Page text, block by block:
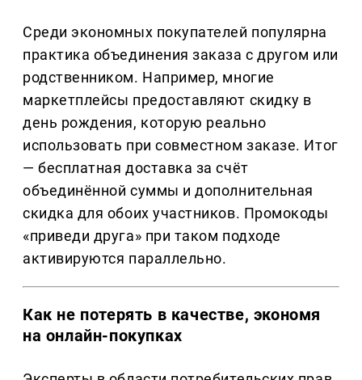
Среди экономных покупателей популярна
практика объединения заказа с другом или
родственником. Например, многие
маркетплейсы предоставляют скидку в
день рождения, которую реально
использовать при совместном заказе. Итог
— бесплатная доставка за счёт
объединённой суммы и дополнительная
скидка для обоих участников. Промокоды
«приведи друга» при таком подходе
активируются параллельно.
Как не потерять в качестве, экономя
на онлайн-покупках